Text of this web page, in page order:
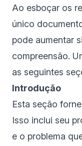
Ao esboçar os
único
pode aumentar
compreensão.
as seguintes
Introdução
Esta seção
Isso inclui seu
e o problema